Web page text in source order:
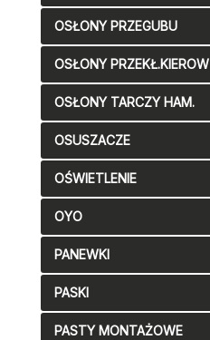
OSŁONY PRZEGUBU
OSŁONY PRZEKŁ.KIEROW
OSŁONY TARCZY HAM.
OSUSZACZE
OŚWIETLENIE
OYO
PANEWKI
PASKI
PASTY MONTAŻOWE